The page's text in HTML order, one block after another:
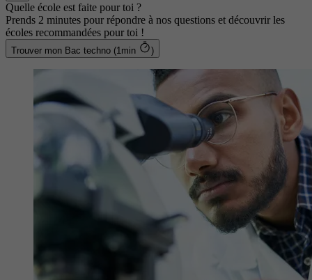
Quelle école est faite pour toi ?
Prends 2 minutes pour répondre à nos questions et découvrir les
écoles recommandées pour toi !
Trouver mon Bac techno (1min )